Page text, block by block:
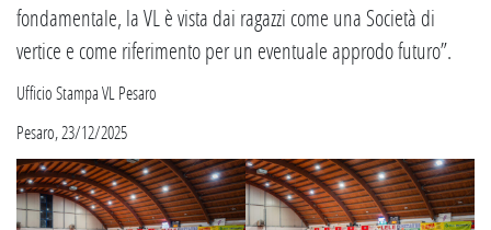
fondamentale, la VL è vista dai ragazzi come una Società di
vertice e come riferimento per un eventuale approdo futuro”.
Ufficio Stampa VL Pesaro
Pesaro, 23/12/2025